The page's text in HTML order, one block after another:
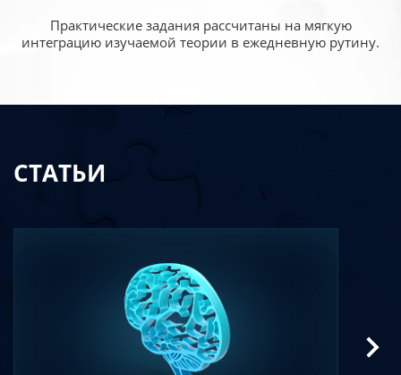
Практические задания рассчитаны на мягкую
интеграцию изучаемой теории в ежедневную рутину.
СТАТЬИ